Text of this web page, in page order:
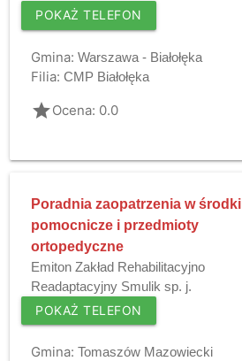
POKAŻ TELEFON
Gmina: Warszawa - Białołęka
Filia: CMP Białołęka
gradeOcena: 0.0
Poradnia zaopatrzenia w środki
pomocnicze i przedmioty
ortopedyczne
Emiton Zakład Rehabilitacyjno
Readaptacyjny Smulik sp. j.
POKAŻ TELEFON
Gmina: Tomaszów Mazowiecki